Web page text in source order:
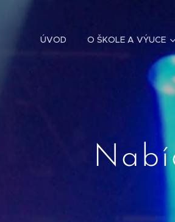
ÚVOD O ŠKOLE A VÝUCE